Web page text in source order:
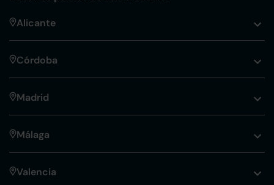
Alicante
Córdoba
Madrid
Málaga
Valencia